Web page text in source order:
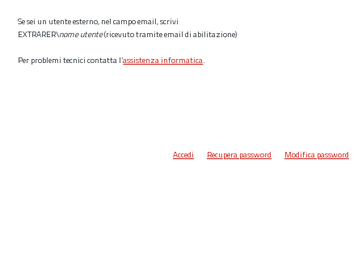
Se sei un utente esterno, nel campo email, scrivi
EXTRARER\nome utente(ricevuto tramite email di abilitazione)
Per problemi tecnici contatta l’assistenza informatica.
Accedi Recupera password Modifica password